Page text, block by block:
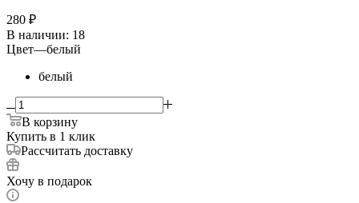
280 ₽
В наличии: 18
Цвет—белый
белый
В корзину
Купить в 1 клик
Рассчитать доставку
Хочу в подарок